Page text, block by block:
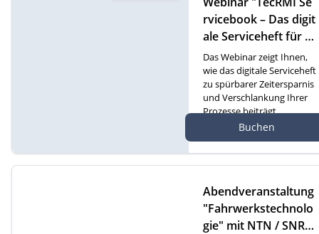
rvicebook – Das digit
ale Serviceheft für m
oderne Werkstatt- u
nd Serviceprozesse"
(D)
Das Webinar zeigt Ihnen,
wie das digitale Serviceheft
zu spürbarer Zeitersparnis
und Verschlankung Ihrer
Prozesse beiträgt.
Online Webinar
Buchen
Abendveranstaltung
"Fahrwerkstechnolo
gie" mit NTN / SNR i